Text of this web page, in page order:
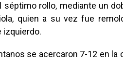
séptimo rollo, mediante un
quien a su vez fue
izquierdo.
se acercaron 7-12 en la